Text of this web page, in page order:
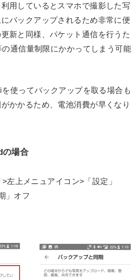
用しているとスマホで撮影した写
バックアップされるため非常に便
新と同様、パケット通信を行うた
通信量制限にかかってしまう可能
使ってバックアップを取る場合も
かかるため、電池消費が早くなり
の場合
左上メニュアイコン>「設定」
」オフ